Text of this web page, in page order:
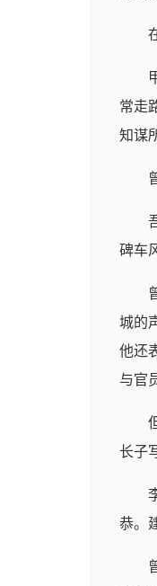
常走
知谋
碑车
城的
他还
与官
长子
恭。